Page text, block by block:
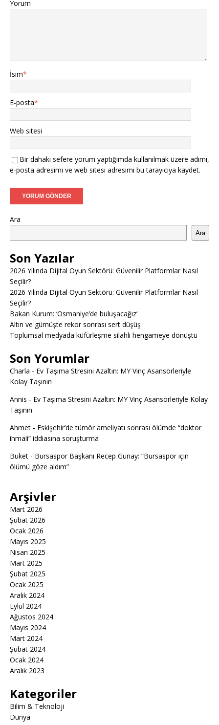
Yorum
İsim*
E-posta*
Web sitesi
Bir dahaki sefere yorum yaptığımda kullanılmak üzere adımı,
e-posta adresimi ve web sitesi adresimi bu tarayıcıya kaydet.
Ara
Ara
Son Yazılar
2026 Yılında Dijital Oyun Sektörü: Güvenilir Platformlar Nasıl
Seçilir?
2026 Yılında Dijital Oyun Sektörü: Güvenilir Platformlar Nasıl
Seçilir?
Bakan Kurum: ‘Osmaniye’de buluşacağız’
Altın ve gümüşte rekor sonrası sert düşüş
Toplumsal medyada küfürleşme silahlı hengameye dönüştü
Son Yorumlar
Charla - Ev Taşıma Stresini Azaltın: MY Vinç Asansörleriyle
Kolay Taşının
Annis - Ev Taşıma Stresini Azaltın: MY Vinç Asansörleriyle Kolay
Taşının
Ahmet - Eskişehir’de tümör ameliyatı sonrası ölümde “doktor
ihmali” iddiasına soruşturma
Buket - Bursaspor Başkanı Recep Günay: “Bursaspor için
ölümü göze aldım”
Arşivler
Mart 2026
Şubat 2026
Ocak 2026
Mayıs 2025
Nisan 2025
Mart 2025
Şubat 2025
Ocak 2025
Aralık 2024
Eylül 2024
Ağustos 2024
Mayıs 2024
Mart 2024
Şubat 2024
Ocak 2024
Aralık 2023
Kategoriler
Bilim & Teknoloji
Dünya